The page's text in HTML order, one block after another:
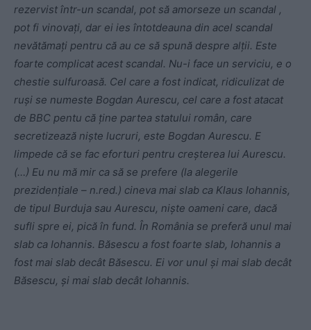
rezervist într-un scandal, pot să amorseze un scandal ,
pot fi vinovați, dar ei ies întotdeauna din acel scandal
nevătămați pentru că au ce să spună despre alții. Este
foarte complicat acest scandal. Nu-i face un serviciu, e o
chestie sulfuroasă. Cel care a fost indicat, ridiculizat de
ruși se numeste Bogdan Aurescu, cel care a fost atacat
de BBC pentu că ține partea statului român, care
secretizează niște lucruri, este Bogdan Aurescu. E
limpede că se fac eforturi pentru creșterea lui Aurescu.
(…) Eu nu mă mir ca să se prefere (la alegerile
prezidențiale – n.red.) cineva mai slab ca Klaus Iohannis,
de tipul Burduja sau Aurescu, niște oameni care, dacă
sufli spre ei, pică în fund. În România se preferă unul mai
slab ca Iohannis. Băsescu a fost foarte slab, Iohannis a
fost mai slab decât Băsescu. Ei vor unul și mai slab decât
Băsescu, și mai slab decât Iohannis.